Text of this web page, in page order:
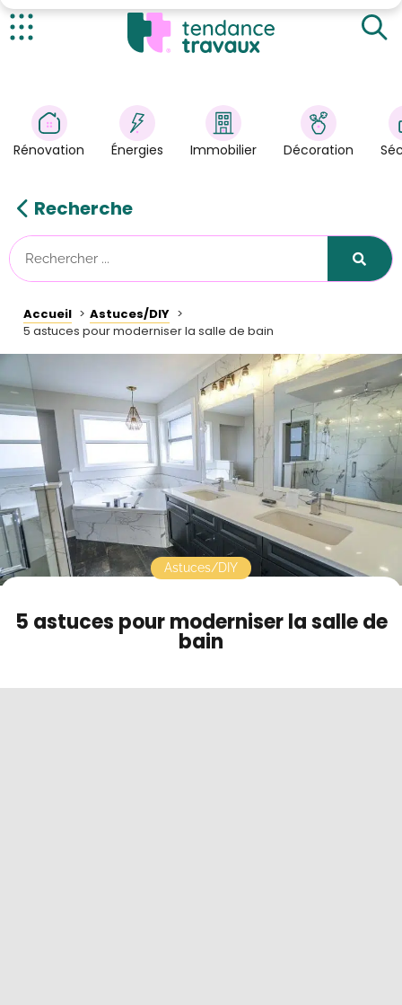
Énergies
Immobilier
Astuces/DIY
Tendance Travaux
Kit partenaire
À propos
Contact
Mode sombre
Rénovation Énergies Immobilier Décoration
Recherche
Accueil
Astuces/DIY
5 astuces pour moderniser la salle de bain
Un carrelage graphique
Des rangements déco
Un miroir design
Un meuble vasque customisé
5 astuces pour moderniser la salle de
bain
Astuces/DIY